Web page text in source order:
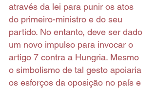
através da lei para punir os atos
do primeiro-ministro e do seu
partido. No entanto, deve ser dado
um novo impulso para invocar o
artigo 7 contra a Hungria. Mesmo
o simbolismo de tal gesto apoiaria
os esforços da oposição no país e